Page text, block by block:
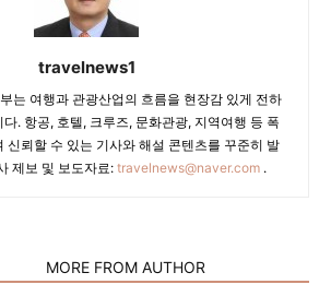
travelnews1
는 여행과 관광산업의 흐름을 현장감 있게 전하
. 항공, 호텔, 크루즈, 문화관광, 지역여행 등 폭
신뢰할 수 있는 기사와 해설 콘텐츠를 꾸준히 발
제보 및 보도자료:travelnews@naver.com.
MORE FROM AUTHOR